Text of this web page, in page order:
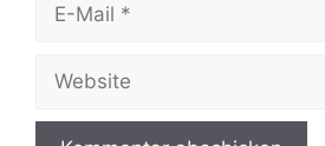
Mail